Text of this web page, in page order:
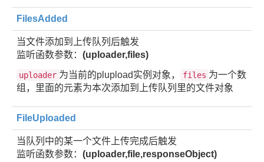
FilesAdded
当文件添加到上传队列后触发
监听函数参数： (uploader,files)
uploader 为当前的plupload实例对象， files 为一个数
组，里面的元素为本次添加到上传队列里的文件对象
FileUploaded
当队列中的某一个文件上传完成后触发
监听函数参数： (uploader,file,responseObject)